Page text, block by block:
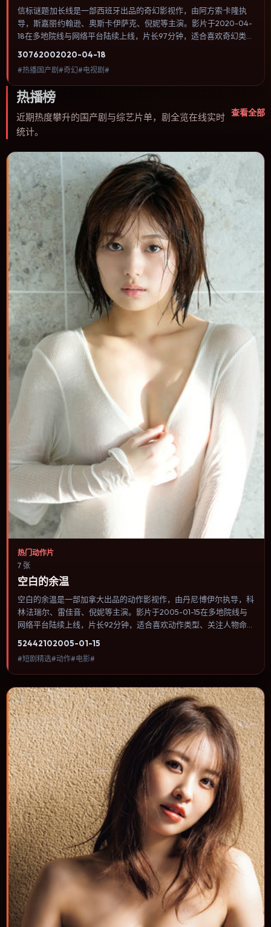
信标谜题·加长线是一部西班牙出品的奇幻影视作，由阿方索·卡隆执
导，斯嘉丽·约翰逊、奥斯卡·伊萨克、倪妮等主演。影片于2020-04-
18在多地院线与网络平台陆续上线，片长97分钟，适合喜欢奇幻类
与情节推进，节奏与视听语言统一，可作为休闲观影或类型片补片的
选择。
30762002020-04-18
#热播国产剧#奇幻#电视剧#
热播榜
近期热度攀升的国产剧与综艺片单，剧全览在线实时
统计。
查看全部
热门动作片
7 张
空白的余温
空白的余温是一部加拿大出品的动作影视作，由丹尼·博伊尔执导，科
林·法瑞尔、雷佳音、倪妮等主演。影片于2005-01-15在多地院线与
网络平台陆续上线，片长92分钟，适合喜欢动作类型、关注人物命运
言统一，可作为休闲观影或类型片补片的选择。
52442102005-01-15
#短剧精选#动作#电影#